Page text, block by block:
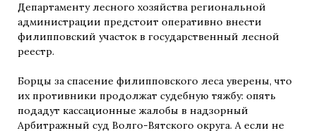
Департаменту лесного хозяйства региональной
администрации предстоит оперативно внести
филипповский участок в государственный лесной
реестр.
Борцы за спасение филипповского леса уверены, что
их противники продолжат судебную тяжбу: опять
подадут кассационные жалобы в надзорный
Арбитражный суд Волго-Вятского округа. А если не